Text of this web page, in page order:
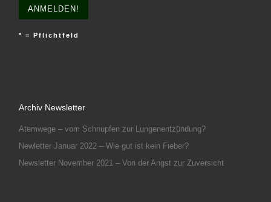
* = Pflichtfeld
Archiv Newsletter
Atemwege – vom Schnupfen zur Lungenentzündung?
Newletter Januar 2022 – Wie gut ist kein Fieber?
Newsletter November 2021 – Von der Angst zur Zuversicht